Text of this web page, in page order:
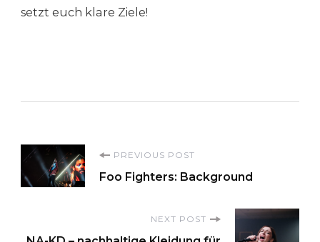
setzt euch klare Ziele!
Post
Navigation
PREVIOUS POST
Foo Fighters: Background
NEXT POST